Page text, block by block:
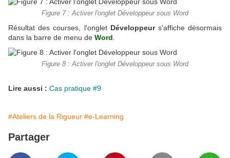
Figure 7 : Activer l'onglet Développeur sous Word
Résultat des courses, l'onglet Développeur s'affiche désormais
dans la barre de menu de Word
Figure 8 : Activer l'onglet Développeur sous Word
Lire aussi : Cas pratique #9
#Ateliers de la Rigueur #e-Learning
Partager